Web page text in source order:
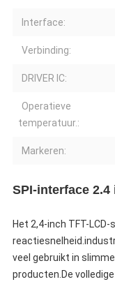
Interface:
Verbinding:
DRIVER IC:
Operatieve
temperatuur.:
Markeren:
SPI-interface
Het 2,4-inch TFT-
veel gebruikt in
producten.De